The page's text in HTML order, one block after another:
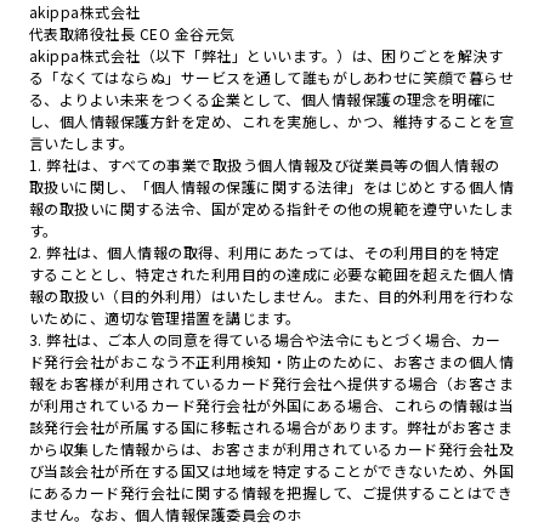
akippa株式会社
代表取締役社長 CEO 金谷元気
akippa株式会社（以下「弊社」といいます。）は、困りごとを解決す
る「なくてはならぬ」サービスを通して誰もがしあわせに笑顔で暮らせ
る、よりよい未来をつくる企業として、個人情報保護の理念を明確に
し、個人情報保護方針を定め、これを実施し、かつ、維持することを宣
言いたします。
1. 弊社は、すべての事業で取扱う個人情報及び従業員等の個人情報の
取扱いに関し、「個人情報の保護に関する法律」をはじめとする個人情
報の取扱いに関する法令、国が定める指針その他の規範を遵守いたしま
す。
2. 弊社は、個人情報の取得、利用にあたっては、その利用目的を特定
することとし、特定された利用目的の達成に必要な範囲を超えた個人情
報の取扱い（目的外利用）はいたしません。また、目的外利用を行わな
いために、適切な管理措置を講じます。
3. 弊社は、ご本人の同意を得ている場合や法令にもとづく場合、カー
ド発行会社がおこなう不正利用検知・防止のために、お客さまの個人情
報をお客様が利用されているカード発行会社へ提供する場合（お客さま
が利用されているカード発行会社が外国にある場合、これらの情報は当
該発行会社が所属する国に移転される場合があります。弊社がお客さま
から収集した情報からは、お客さまが利用されているカード発行会社及
び当該会社が所在する国又は地域を特定することができないため、外国
にあるカード発行会社に関する情報を把握して、ご提供することはでき
ません。なお、個人情報保護委員会のホ